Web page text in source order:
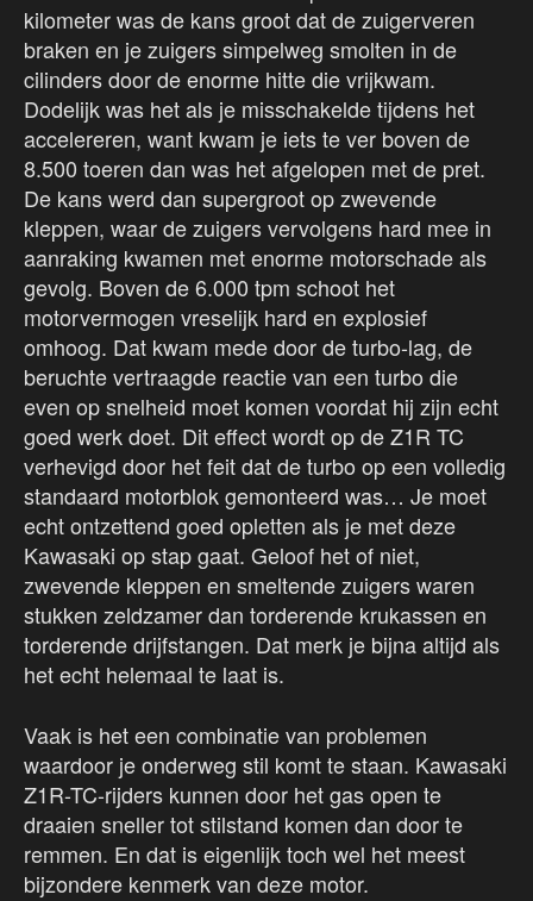
kilometer was de kans groot dat de zuigerveren
braken en je zuigers simpelweg smolten in de
cilinders door de enorme hitte die vrijkwam.
Dodelijk was het als je misschakelde tijdens het
accelereren, want kwam je iets te ver boven de
8.500 toeren dan was het afgelopen met de pret.
De kans werd dan supergroot op zwevende
kleppen, waar de zuigers vervolgens hard mee in
aanraking kwamen met enorme motorschade als
gevolg. Boven de 6.000 tpm schoot het
motorvermogen vreselijk hard en explosief
omhoog. Dat kwam mede door de turbo-lag, de
beruchte vertraagde reactie van een turbo die
even op snelheid moet komen voordat hij zijn echt
goed werk doet. Dit effect wordt op de Z1R TC
verhevigd door het feit dat de turbo op een volledig
standaard motorblok gemonteerd was… Je moet
echt ontzettend goed opletten als je met deze
Kawasaki op stap gaat. Geloof het of niet,
zwevende kleppen en smeltende zuigers waren
stukken zeldzamer dan torderende krukassen en
torderende drijfstangen. Dat merk je bijna altijd als
het echt helemaal te laat is.
Vaak is het een combinatie van problemen
waardoor je onderweg stil komt te staan. Kawasaki
Z1R-TC-rijders kunnen door het gas open te
draaien sneller tot stilstand komen dan door te
remmen. En dat is eigenlijk toch wel het meest
bijzondere kenmerk van deze motor.